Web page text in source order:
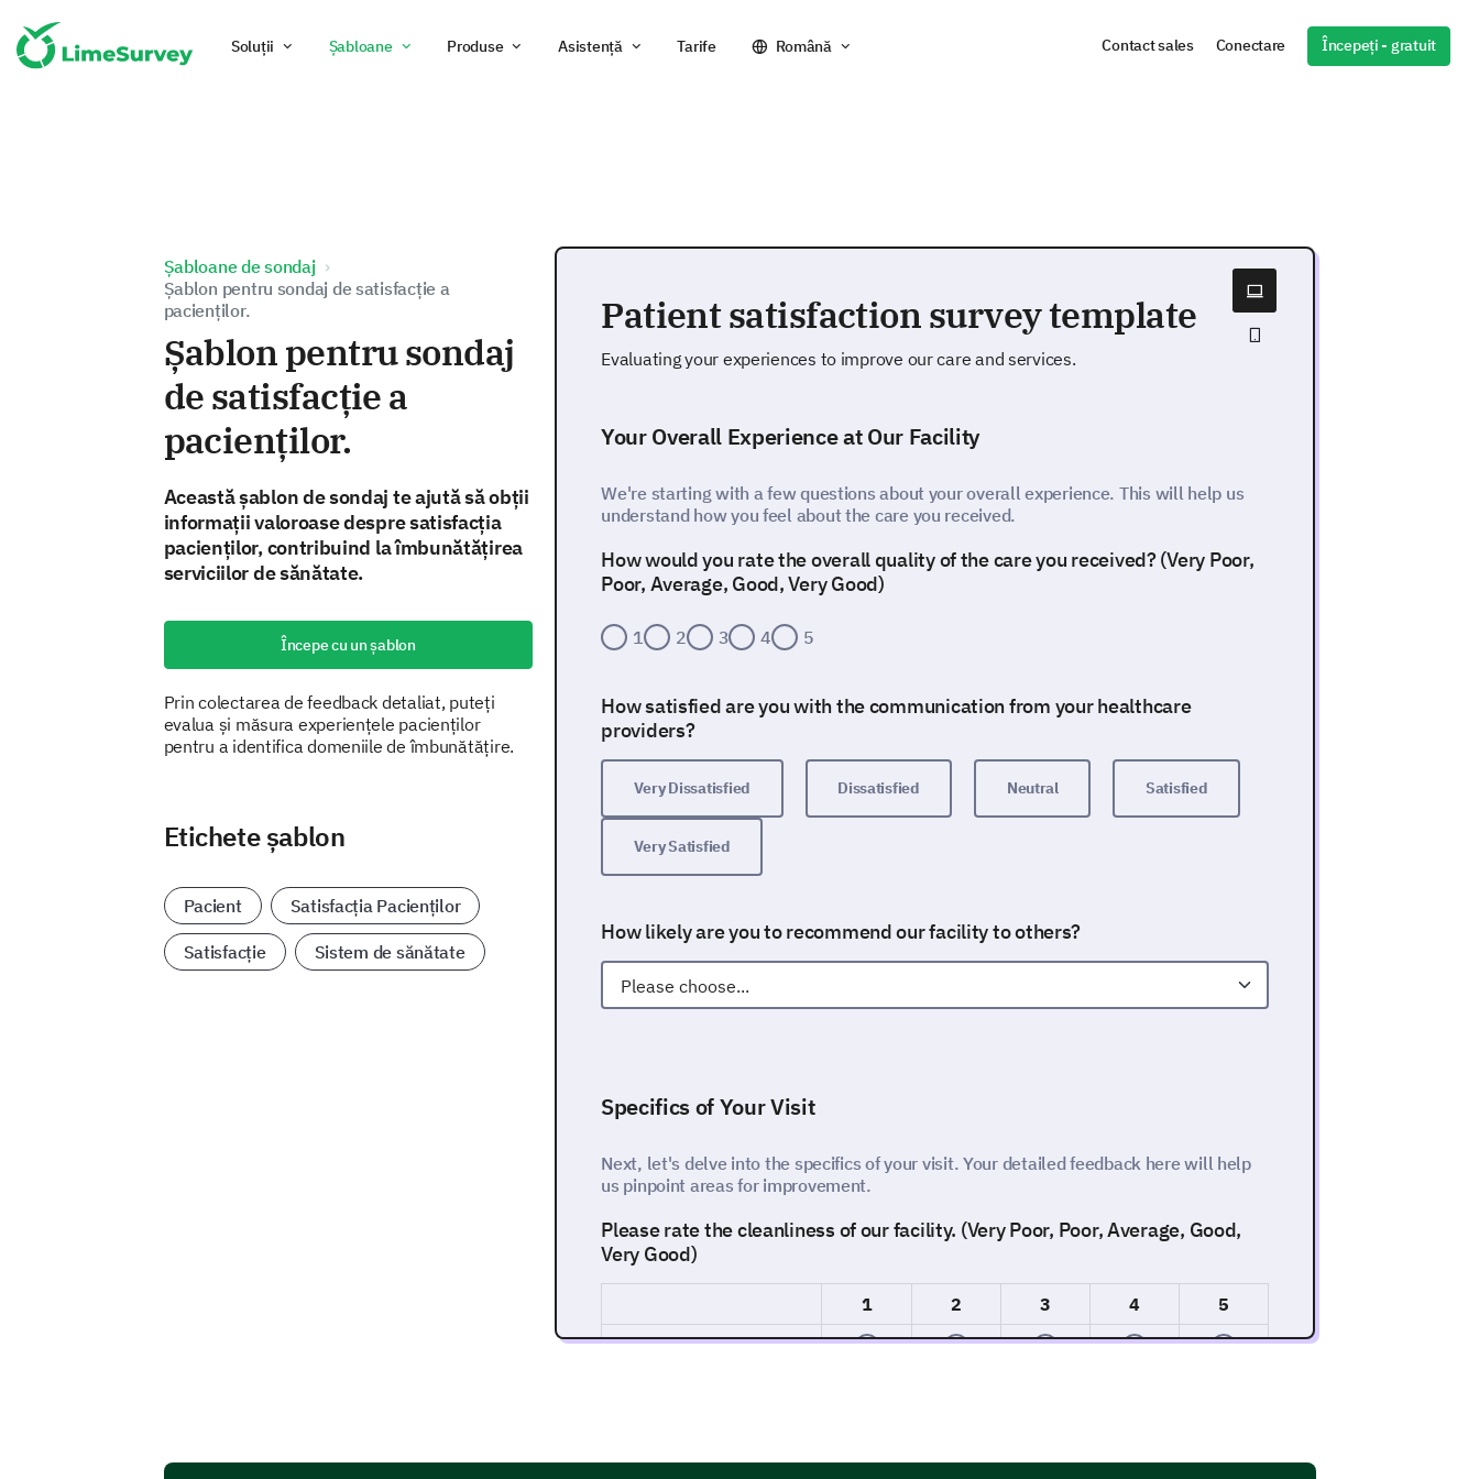
Soluții Șabloane Produse Asistență Tarife Română Contact sales Conectare Începeți - gratuit
Șabloane de sondaj
Șablon pentru sondaj de satisfacție a
pacienților.
Șablon pentru sondaj
de satisfacție a
pacienților.
Această şablon de sondaj te ajută să obţii
informaţii valoroase despre satisfacţia
pacienţilor, contribuind la îmbunătăţirea
serviciilor de sănătate.
Începe cu un șablon
Prin colectarea de feedback detaliat, puteți
evalua și măsura experiențele pacienților
pentru a identifica domeniile de îmbunătățire.
Etichete șablon
Pacient Satisfacția Pacienților
Satisfacție Sistem de sănătate
Patient satisfaction survey template
Evaluating your experiences to improve our care and services.
Your Overall Experience at Our Facility
We're starting with a few questions about your overall experience. This will help us
understand how you feel about the care you received.
How would you rate the overall quality of the care you received? (Very Poor,
Poor, Average, Good, Very Good)
1 2 3 4 5
How satisfied are you with the communication from your healthcare
providers?
Very Dissatisfied Dissatisfied Neutral Satisfied
Very Satisfied
How likely are you to recommend our facility to others?
Specifics of Your Visit
Next, let's delve into the specifics of your visit. Your detailed feedback here will help
us pinpoint areas for improvement.
Please rate the cleanliness of our facility. (Very Poor, Poor, Average, Good,
Very Good)
1 2 3 4 5